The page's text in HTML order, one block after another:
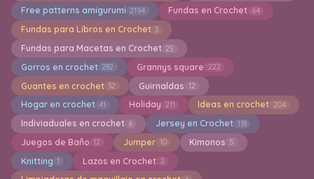
Free patterns amigurumi 2194 Fundas en Crochet 64
Fundas para Libros en Crochet 3
Fundas para Macetas en Crochet 25
Gorros en crochet 282 Grannys square 222
Guantes en crochet 32 Guirnaldas 12
Hogar en crochet 41 Holiday 211 Ideas en crochet 204
Indiviaduales en crochet 6 Jersey en Crochet 118
Juegos de Baño 12 Jumper 10 Kimonos 5
Knitting 1 Lazos en Crochet 2